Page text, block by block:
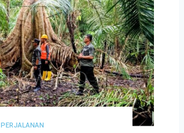
PERJALANAN